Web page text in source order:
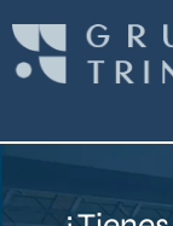
contenido